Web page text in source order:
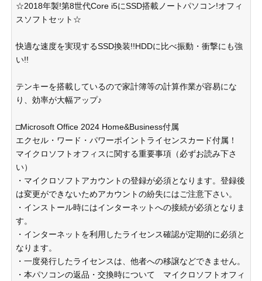
☆2018年製!第8世代Core i5にSSD搭載ノートパソコン!オフィ
スソフトセット☆
快適な速度を実現するSSD換装!!HDDに比べ振動・衝撃にも強
い!!
テンキーを搭載しているので家計簿等の計算作業が容易にな
り、効率が大幅アップ♪
□Microsoft Office 2024 Home&Business付属
エクセル・ワード・パワーポイントライセンスカード付属！
マイクロソフトオフィスに関する重要事項（必ずお読み下さ
い）
・マイクロソフトアカウントの登録が必須となります。登録後
は変更ができないためアカウントの紛失にはご注意下さい。
・インストール時にはインターネットへの接続が必須となりま
す。
・インターネットを利用したライセンス確認が定期的に必須と
なります。
・一度発行したライセンスは、他者への移譲などできません。
・本パソコンの返品・交換時について マイクロソフトオフィ